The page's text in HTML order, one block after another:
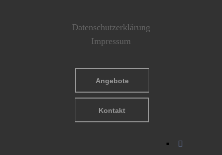
Datenschutzerklärung
Impressum
Angebote
Kontakt